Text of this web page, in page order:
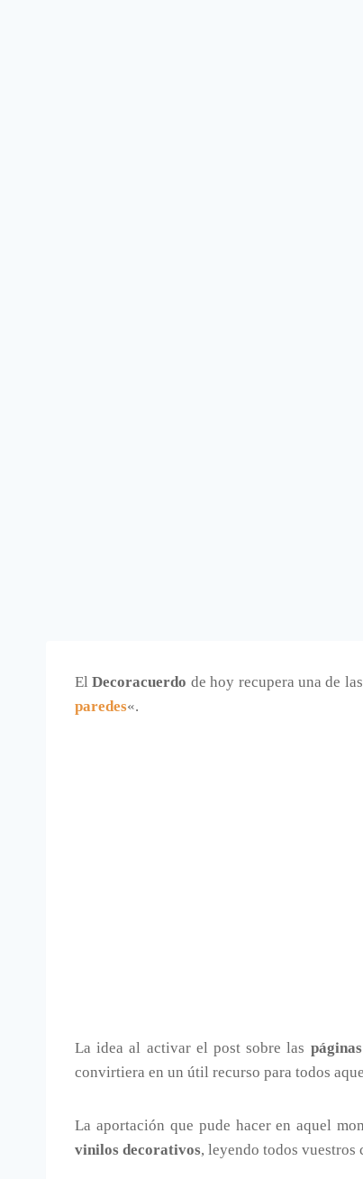
ElDecoracuerdo de hoy recupera una de
paredes«.
La idea al activar el post sobre las
convirtiera en un útil recurso para todos
La aportación que pude hacer en aquel
vinilos decorativos, leyendo todos vuestros